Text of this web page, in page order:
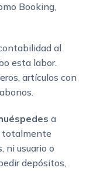
Booking,
al
esta labor.
artículos con
a
totalmente
ni usuario o
depósitos,